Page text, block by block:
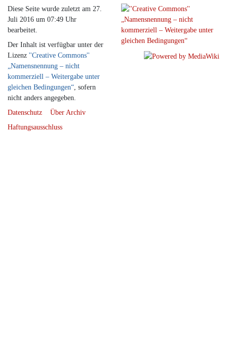
Diese Seite wurde zuletzt am 27.
Juli 2016 um 07:49 Uhr
bearbeitet.
Der Inhalt ist verfügbar unter der
Lizenz ''Creative Commons''
„Namensnennung – nicht
kommerziell – Weitergabe unter
gleichen Bedingungen“, sofern
nicht anders angegeben.
Datenschutz
Über Archiv
Haftungsausschluss